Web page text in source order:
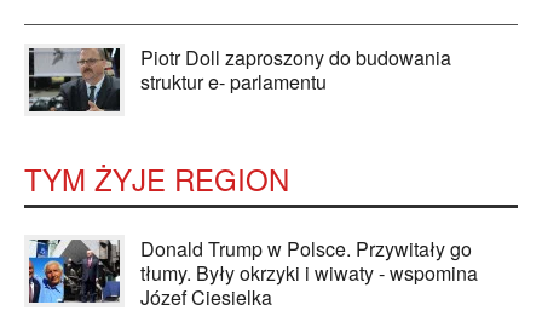
Piotr Doll zaproszony do budowania
struktur e- parlamentu
TYM ŻYJE REGION
Donald Trump w Polsce. Przywitały go
tłumy. Były okrzyki i wiwaty - wspomina
Józef Ciesielka